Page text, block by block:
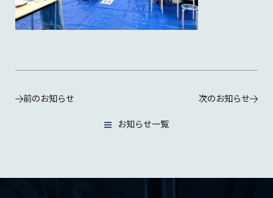
次のお知らせ
前のお知らせ
お知らせ一覧